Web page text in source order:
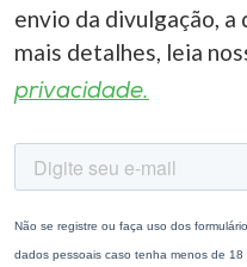
envio da divulgação,
mais detalhes, leia
privacidade.